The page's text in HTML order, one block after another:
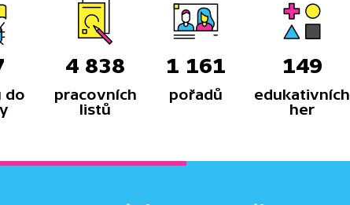
do
4 838
pracovních
listů
1 161
pořadů
149
edukativních
her